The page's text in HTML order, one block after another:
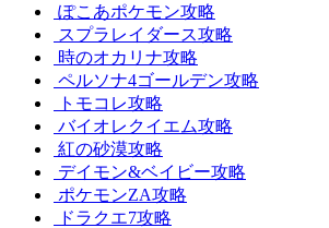
ぽこあポケモン攻略
スプラレイダース攻略
時のオカリナ攻略
ペルソナ4ゴールデン攻略
トモコレ攻略
バイオレクイエム攻略
紅の砂漠攻略
デイモン&ベイビー攻略
ポケモンZA攻略
ドラクエ7攻略